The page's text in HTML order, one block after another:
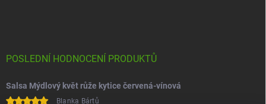
POSLEDNÍ HODNOCENÍ PRODUKTŮ
Salsa Mýdlový květ růže kytice červená-vínová
Blanka Bártů